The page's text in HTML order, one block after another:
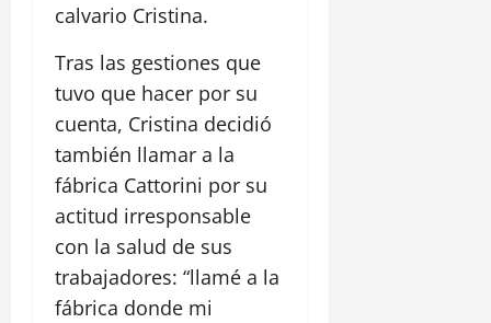
calvario Cristina.
Tras las gestiones que
tuvo que hacer por su
cuenta, Cristina decidió
también llamar a la
fábrica Cattorini por su
actitud irresponsable
con la salud de sus
trabajadores: “llamé a la
fábrica donde mi